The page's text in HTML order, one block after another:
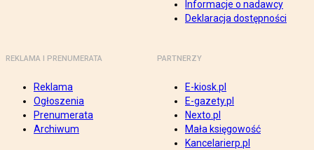
Informacje o nadawcy
Deklaracja dostępności
REKLAMA I PRENUMERATA
Reklama
Ogłoszenia
Prenumerata
Archiwum
PARTNERZY
E-kiosk.pl
E-gazety.pl
Nexto.pl
Mała księgowość
Kancelarierp.pl